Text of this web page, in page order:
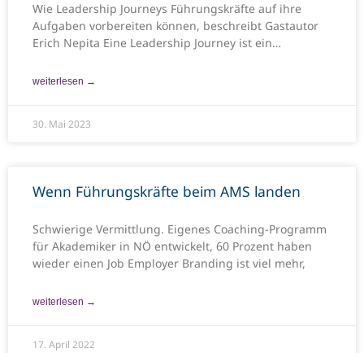
Wie Leadership Journeys Führungskräfte auf ihre
Aufgaben vorbereiten können, beschreibt Gastautor
Erich Nepita Eine Leadership Journey ist ein
weiterlesen →
30. Mai 2023
Wenn Führungskräfte beim AMS landen
Schwierige Vermittlung. Eigenes Coaching-Programm
für Akademiker in NÖ entwickelt, 60 Prozent haben
wieder einen Job Employer Branding ist viel mehr,
weiterlesen →
17. April 2022